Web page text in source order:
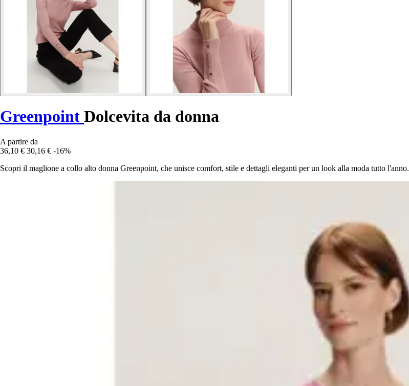
Greenpoint Dolcevita da donna
A partire da
36,10 € 30,16 € -16%
Scopri il maglione a collo alto donna Greenpoint, che unisce comfort, stile e dettagli eleganti per un look alla moda tutto l'anno.